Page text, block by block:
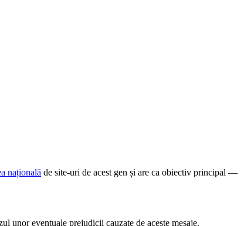
națională de site-uri de acest gen și are ca obiectiv principal —
unor eventuale prejudicii cauzate de aceste mesaje.